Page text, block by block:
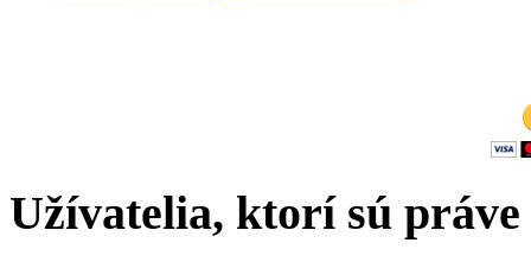
Užívatelia, ktorí sú